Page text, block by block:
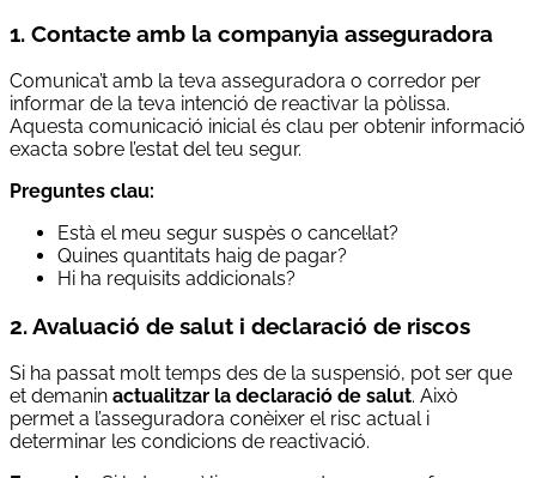
1. Contacte amb la companyia asseguradora
Comunica’t amb la teva asseguradora o corredor per
informar de la teva intenció de reactivar la pòlissa.
Aquesta comunicació inicial és clau per obtenir informació
exacta sobre l’estat del teu segur.
Preguntes clau:
Està el meu segur suspès o cancel·lat?
Quines quantitats haig de pagar?
Hi ha requisits addicionals?
2. Avaluació de salut i declaració de riscos
Si ha passat molt temps des de la suspensió, pot ser que
et demanin actualitzar la declaració de salut. Això
permet a l’asseguradora conèixer el risc actual i
determinar les condicions de reactivació.